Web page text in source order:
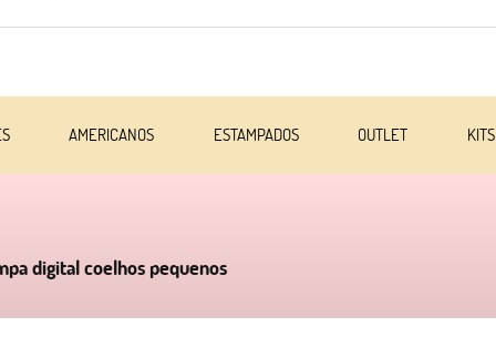
AMERICANOS ESTAMPADOS OUTLET KITS
digital coelhos pequenos